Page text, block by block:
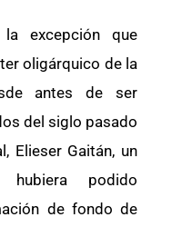
excepción que
oligárquico de la
antes de ser
del siglo pasado
Elieser Gaitán, un
hubiera podido
de fondo de